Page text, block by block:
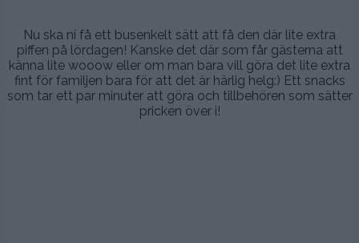
Nu ska ni få ett busenkelt sätt att få den där lite extra
piffen på lördagen! Kanske det där som får gästerna att
känna lite wooow eller om man bara vill göra det lite extra
fint för familjen bara för att det är härlig helg:) Ett snacks
som tar ett par minuter att göra och tillbehören som sätter
pricken över i!